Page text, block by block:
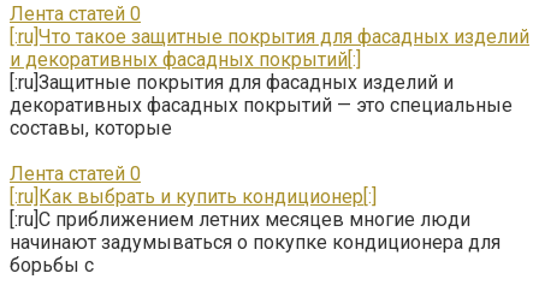
Лента статей 0
[:ru]Что такое защитные покрытия для фасадных изделий
и декоративных фасадных покрытий[:]
[:ru]Защитные покрытия для фасадных изделий и
декоративных фасадных покрытий — это специальные
составы, которые
Лента статей 0
[:ru]Как выбрать и купить кондиционер[:]
[:ru]С приближением летних месяцев многие люди
начинают задумываться о покупке кондиционера для
борьбы с